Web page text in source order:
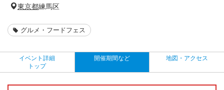
東京都練馬区
グルメ・フードフェス
イベント詳細
トップ
開催期間など 地図・アクセス